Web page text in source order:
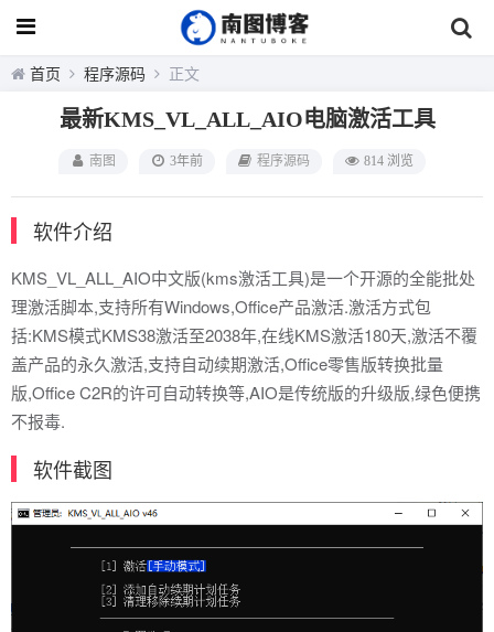
首页 程序源码 正文
最新KMS_VL_ALL_AIO电脑激活工具
南图 3年前 程序源码 814 浏览
软件介绍
KMS_VL_ALL_AIO中文版(kms激活工具)是一个开源的全能批处
理激活脚本,支持所有Windows,Office产品激活.激活方式包
括:KMS模式KMS38激活至2038年,在线KMS激活180天,激活不覆
盖产品的永久激活,支持自动续期激活,Office零售版转换批量
版,Office C2R的许可自动转换等,AIO是传统版的升级版,绿色便携
不报毒.
软件截图